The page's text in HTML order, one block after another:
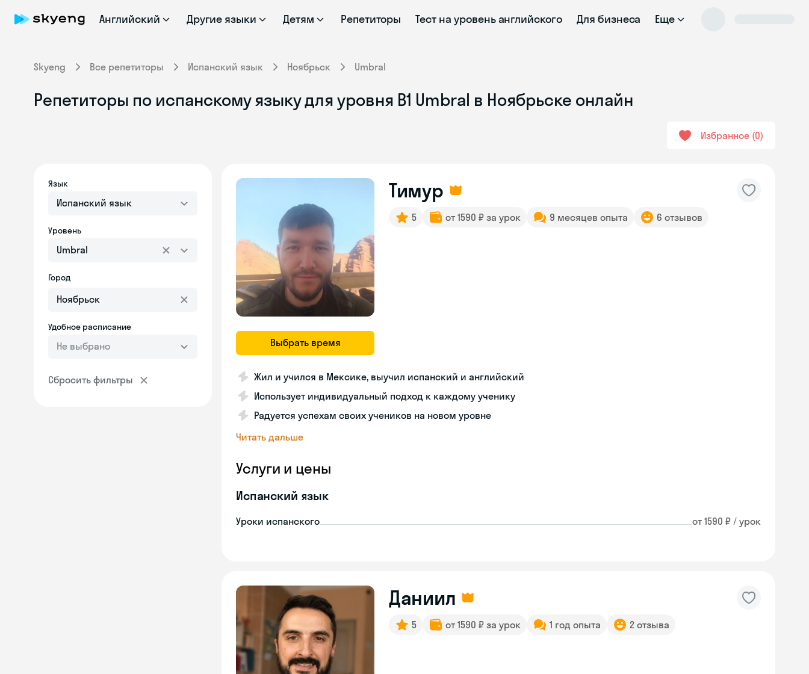
Английский Другие языки Детям Репетиторы Тест на уровень английского Для бизнеса Еще
Skyeng Все репетиторы Испанский язык Ноябрьск Umbral
Репетиторы по испанскому языку для уровня В1 Umbral в Ноябрьске онлайн
Избранное 0
Язык
Испанский язык
Уровень
Umbral
Город
Удобное расписание
Не выбрано
Сбросить фильтры
Выбрать время
Тимур
5 от 1590 ₽ за урок 9 месяцев опыта 6 отзывов
Жил и учился в Мексике, выучил испанский и английский
Использует индивидуальный подход к каждому ученику
Радуется успехам своих учеников на новом уровне
Читать дальше
Услуги и цены
Испанский язык
Уроки испанского от 1590 ₽ / урок
Даниил
5 от 1590 ₽ за урок 1 год опыта 2 отзыва